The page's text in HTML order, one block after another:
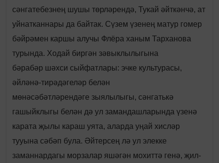
сәнгатебезнең шушы төрләрендә, Тукай әйткәнчә, ат
уйнатканнары да байтак. Сүзем үзенең матур гомер
бәйрәмен каршы алучы Флёра ханым Тарханова
турында. Ходай биргән зәвыклылыгына
бәрабәр шәхси сыйфатлары: эчке культурасы,
әйләнә-тирәдәгеләр белән
мөнәсәбәтләрендәге зыялылыгы, сәнгатькә
гашыйклыгы белән дә ул замандашларында үзенә
карата җылы караш уята, аларда уңай хисләр
тууына сәбәп була. Әйтерсең лә ул элекке
заманнардагы морзалар яшәгән мохиттә генә, җил-